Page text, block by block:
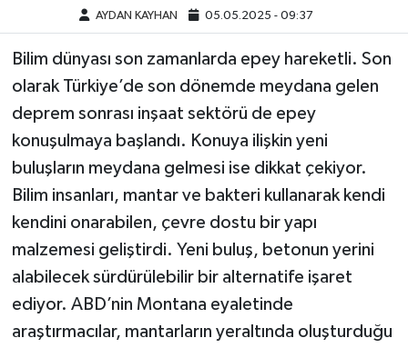
AYDAN KAYHAN 05.05.2025 - 09:37
Bilim dünyası son zamanlarda epey hareketli. Son
olarak Türkiye’de son dönemde meydana gelen
deprem sonrası inşaat sektörü de epey
konuşulmaya başlandı. Konuya ilişkin yeni
buluşların meydana gelmesi ise dikkat çekiyor.
Bilim insanları, mantar ve bakteri kullanarak kendi
kendini onarabilen, çevre dostu bir yapı
malzemesi geliştirdi. Yeni buluş, betonun yerini
alabilecek sürdürülebilir bir alternatife işaret
ediyor. ABD’nin Montana eyaletinde
araştırmacılar, mantarların yeraltında oluşturduğu